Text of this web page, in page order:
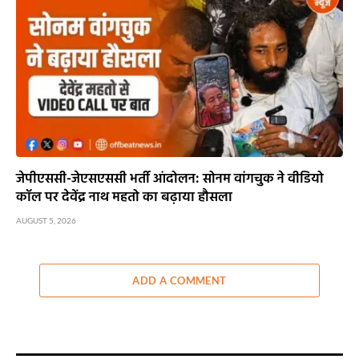
जेपीएससी-जेएसएससी भर्ती आंदोलन: सोनम वांगचुक ने वीडियो
कॉल पर देवेंद्र नाथ महतो का बढ़ाया हौसला
AUGUST 5, 2026
ADD A COMMENT